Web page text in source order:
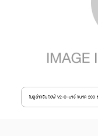
โมดูล่ากรีน ไฮฟ์ V2-C-บาร์ ขนาด